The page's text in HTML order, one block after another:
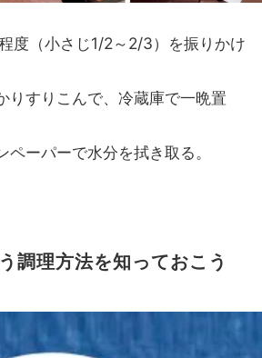
（小さじ1/2～2/3）を振りかけ
すりこんで、冷蔵庫で一晩置
ーパーで水分を拭き取る。
調理方法を知っておこう